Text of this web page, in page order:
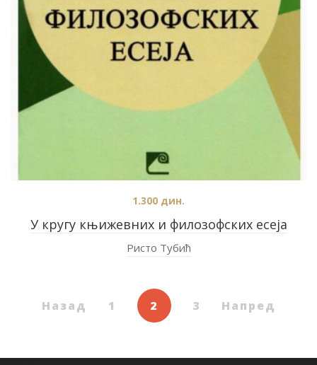
У кругу књижевних и филозофских есеја
1.300 дин.
Ристо Тубић
Назад 1 2 3 Напред